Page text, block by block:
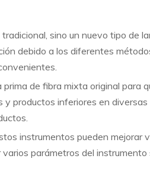
sino un nuevo tipo de
debido a los diferentes
de fibra mixta original para
productos inferiores en
instrumentos pueden mejorar
parámetros del